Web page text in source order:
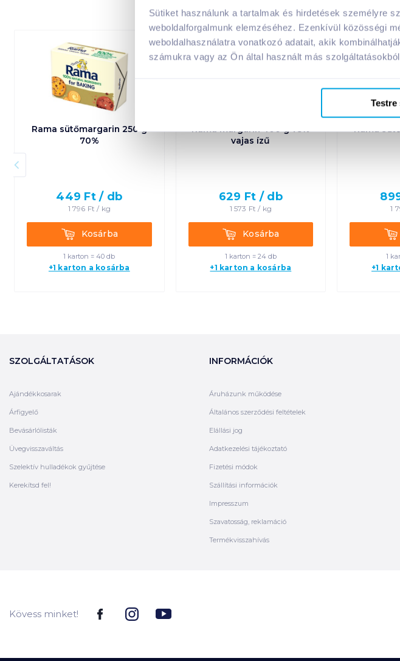
Sütiket használunk a tartalmak és hirdetések személyre
weboldalforgalmunk elemzéséhez. Ezenkívül közösségi
weboldalhasználatra vonatkozó adatait, akik
számukra vagy az Ön által használt más
Testre
Rama sütőmargarin 250 g
70%
449 Ft / db
1 796 Ft / kg
KosárbaKosárba
1 karton = 40 db
+1 karton a kosárba
Rama margarin 400 g 75%
vajas ízű
629 Ft / db
1 573 Ft / kg
KosárbaKosárba
1 karton = 24 db
+1 karton a kosárba
Rama
1
1
+1
SZOLGÁLTATÁSOK
Ajándékkosarak
Árfigyelő
Bevásárlólisták
Üvegvisszaváltás
Szelektív hulladékok gyűjtése
Kerekítsd fel!
INFORMÁCIÓK
Áruházunk működése
Általános szerződési feltételek
Elállási jog
Adatkezelési tájékoztató
Fizetési módok
Szállítási információk
Impresszum
Szavatosság, reklamáció
Termékvisszahívás
Kövess minket!